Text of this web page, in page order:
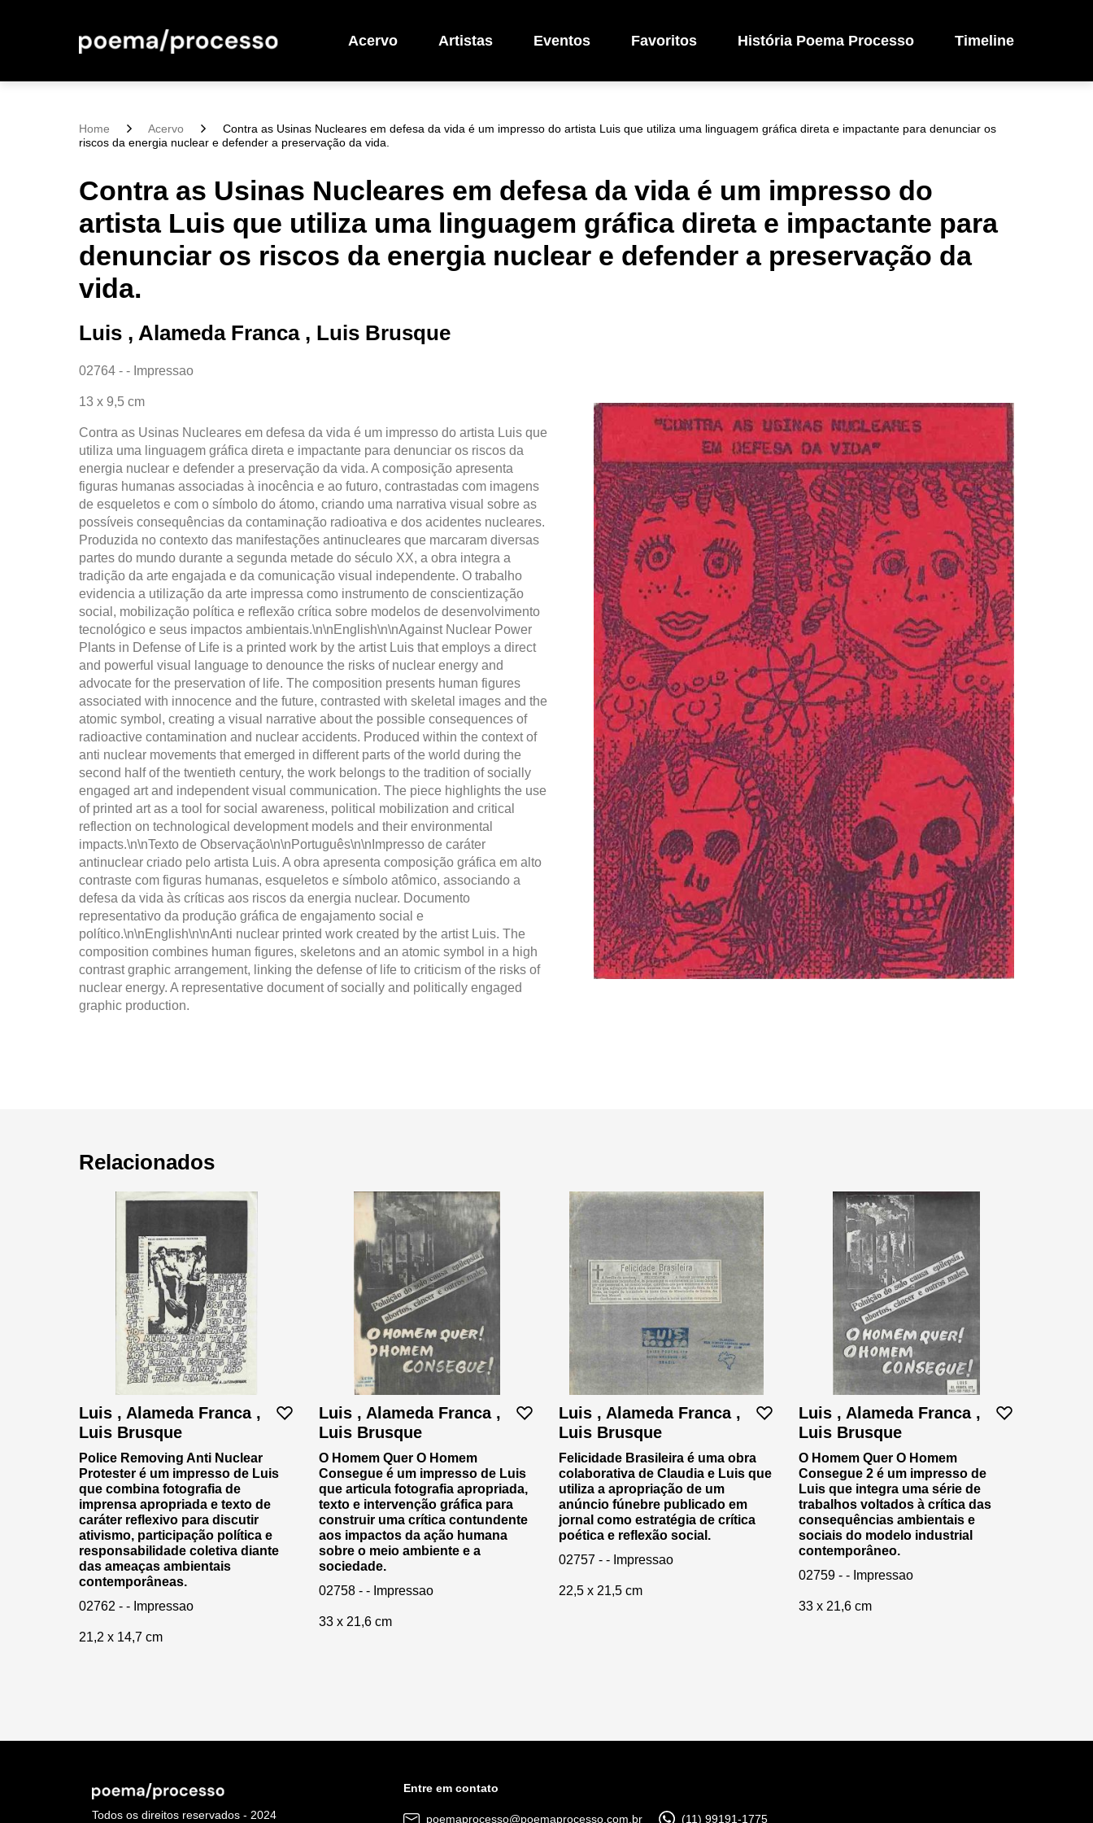
Acervo Artistas Eventos Favoritos História Poema Processo Timeline
Home Acervo
Contra as Usinas Nucleares em defesa da vida é um impresso do artista Luis que utiliza uma linguagem gráfica direta e impactante para denunciar os
riscos da energia nuclear e defender a preservação da vida.
Contra as Usinas Nucleares em defesa da vida é um impresso do
artista Luis que utiliza uma linguagem gráfica direta e impactante para
denunciar os riscos da energia nuclear e defender a preservação da
vida.
Luis , Alameda Franca , Luis Brusque
02764 - - Impressao
13 x 9,5 cm
Contra as Usinas Nucleares em defesa da vida é um impresso do artista Luis que
utiliza uma linguagem gráfica direta e impactante para denunciar os riscos da
energia nuclear e defender a preservação da vida. A composição apresenta
figuras humanas associadas à inocência e ao futuro, contrastadas com imagens
de esqueletos e com o símbolo do átomo, criando uma narrativa visual sobre as
possíveis consequências da contaminação radioativa e dos acidentes nucleares.
Produzida no contexto das manifestações antinucleares que marcaram diversas
partes do mundo durante a segunda metade do século XX, a obra integra a
tradição da arte engajada e da comunicação visual independente. O trabalho
evidencia a utilização da arte impressa como instrumento de conscientização
social, mobilização política e reflexão crítica sobre modelos de desenvolvimento
tecnológico e seus impactos ambientais.\n\nEnglish\n\nAgainst Nuclear Power
Plants in Defense of Life is a printed work by the artist Luis that employs a direct
and powerful visual language to denounce the risks of nuclear energy and
advocate for the preservation of life. The composition presents human figures
associated with innocence and the future, contrasted with skeletal images and the
atomic symbol, creating a visual narrative about the possible consequences of
radioactive contamination and nuclear accidents. Produced within the context of
anti nuclear movements that emerged in different parts of the world during the
second half of the twentieth century, the work belongs to the tradition of socially
engaged art and independent visual communication. The piece highlights the use
of printed art as a tool for social awareness, political mobilization and critical
reflection on technological development models and their environmental
impacts.\n\nTexto de Observação\n\nPortuguês\n\nImpresso de caráter
antinuclear criado pelo artista Luis. A obra apresenta composição gráfica em alto
contraste com figuras humanas, esqueletos e símbolo atômico, associando a
defesa da vida às críticas aos riscos da energia nuclear. Documento
representativo da produção gráfica de engajamento social e
político.\n\nEnglish\n\nAnti nuclear printed work created by the artist Luis. The
composition combines human figures, skeletons and an atomic symbol in a high
contrast graphic arrangement, linking the defense of life to criticism of the risks of
nuclear energy. A representative document of socially and politically engaged
graphic production.
Relacionados
Luis , Alameda Franca ,
Luis Brusque
Police Removing Anti Nuclear
Protester é um impresso de Luis
que combina fotografia de
imprensa apropriada e texto de
caráter reflexivo para discutir
ativismo, participação política e
responsabilidade coletiva diante
das ameaças ambientais
contemporâneas.
02762 - - Impressao
21,2 x 14,7 cm
Luis , Alameda Franca ,
Luis Brusque
O Homem Quer O Homem
Consegue é um impresso de Luis
que articula fotografia apropriada,
texto e intervenção gráfica para
construir uma crítica contundente
aos impactos da ação humana
sobre o meio ambiente e a
sociedade.
02758 - - Impressao
33 x 21,6 cm
Luis , Alameda Franca ,
Luis Brusque
Felicidade Brasileira é uma obra
colaborativa de Claudia e Luis que
utiliza a apropriação de um
anúncio fúnebre publicado em
jornal como estratégia de crítica
poética e reflexão social.
02757 - - Impressao
22,5 x 21,5 cm
Luis , Alameda Franca ,
Luis Brusque
O Homem Quer O Homem
Consegue 2 é um impresso de
Luis que integra uma série de
trabalhos voltados à crítica das
consequências ambientais e
sociais do modelo industrial
contemporâneo.
02759 - - Impressao
33 x 21,6 cm
Todos os direitos reservados - 2024
Entre em contato
poemaprocesso@poemaprocesso.com.br (11) 99191-1775